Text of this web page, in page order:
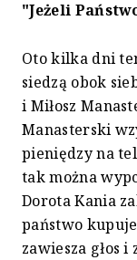
"Jeżeli
Oto kilka dni
siedzą obok
i Miłosz
Manasterski
pieniędzy na
tak można
Dorota Kania
państwo
zawiesza głos